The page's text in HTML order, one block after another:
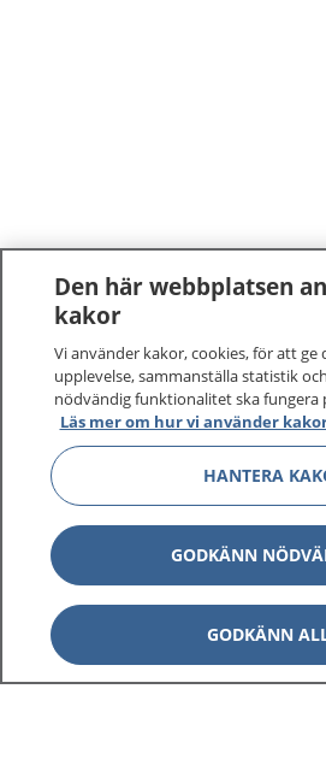
Den här webbplatsen
kakor
Vi använder kakor, cookies, för att ge
upplevelse, sammanställa statistik
nödvändig funktionalitet ska fungera
Läs mer om hur vi använder
HANTERA
GODKÄNN
GODKÄNN